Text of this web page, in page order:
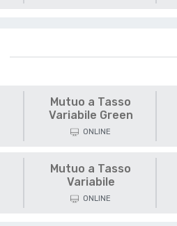
Mutuo a Tasso
Variabile Green
ONLINE
Mutuo a Tasso
Variabile
ONLINE